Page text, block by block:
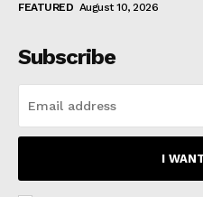
FEATURED August 10, 2026
Subscribe
I